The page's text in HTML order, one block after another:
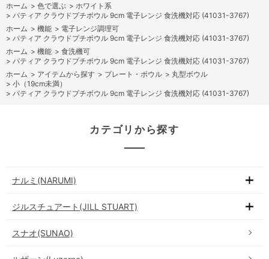
ホーム > 色で選ぶ > ホワイト系
> パティア クラウドプチボウル 9cm 電子レンジ 食洗機対応 (41031-3767)
ホーム > 機能 > 電子レンジ調理可
> パティア クラウドプチボウル 9cm 電子レンジ 食洗機対応 (41031-3767)
ホーム > 機能 > 食洗機可
> パティア クラウドプチボウル 9cm 電子レンジ 食洗機対応 (41031-3767)
ホーム > アイテムから探す > プレート・ボウル > 丸型ボウル
> 小（19cm未満）
> パティア クラウドプチボウル 9cm 電子レンジ 食洗機対応 (41031-3767)
カテゴリから探す
ナルミ(NARUMI)
ジルスチュアート(JILL STUART)
スナオ(SUNAO)